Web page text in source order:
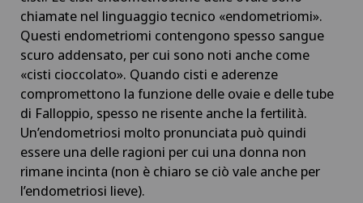
Ginecologia oncologica
Gonartrosi di Riserva-Valgus
Gravidanza
Gruppo Parkinson
Ictus
chiamate nel linguaggio tecnico «endometriomi».
Questi endometriomi contengono spesso sangue
scuro addensato, per cui sono noti anche come
«cisti cioccolato». Quando cisti e aderenze
compromettono la funzione delle ovaie e delle tube
di Falloppio, spesso ne risente anche la fertilità.
Un’endometriosi molto pronunciata può quindi
essere una delle ragioni per cui una donna non
rimane incinta (non è chiaro se ciò vale anche per
l’endometriosi lieve).